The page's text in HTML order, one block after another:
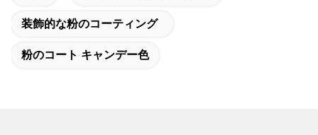
装飾的な粉のコーティング
粉のコート キャンデー色